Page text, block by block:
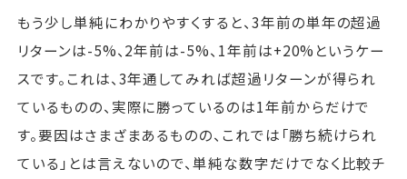
もう少し単純にわかりやすくすると、3年前の単年の超過
リターンは-5%、2年前は-5%、1年前は+20%というケー
スです。これは、3年通してみれば超過リターンが得られ
ているものの、実際に勝っているのは1年前からだけで
す。要因はさまざまあるものの、これでは「勝ち続けられ
ている」とは言えないので、単純な数字だけでなく比較チ